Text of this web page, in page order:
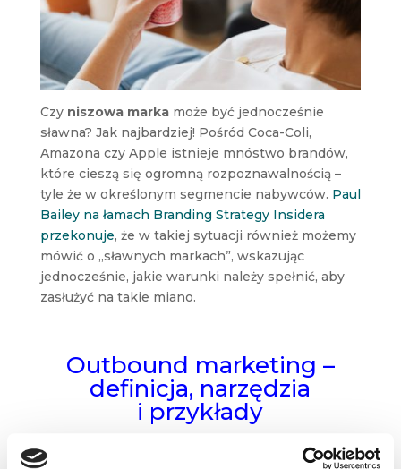
Czy niszowa markamoże być jednocześnie
sławna? Jak najbardziej! Pośród Coca-Coli,
Amazona czy Apple istnieje mnóstwo brandów,
które cieszą się ogromną rozpoznawalnością –
tyle że w określonym segmencie nabywców. Paul
Bailey na łamach Branding Strategy Insidera
przekonuje, że w takiej sytuacji również możemy
mówić o „sławnych markach”, wskazując
jednocześnie, jakie warunki należy spełnić, aby
zasłużyć na takie miano.
Outbound marketing –
definicja, narzędzia
i przykłady